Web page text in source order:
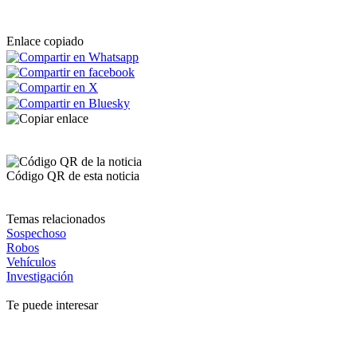
Enlace copiado
Código QR de esta noticia
Temas relacionados
Sospechoso
Robos
Vehículos
Investigación
Te puede interesar